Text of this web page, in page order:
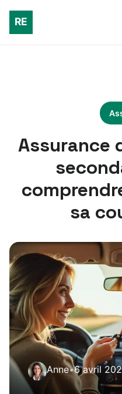
Assurance
sa
Anne•6 avril